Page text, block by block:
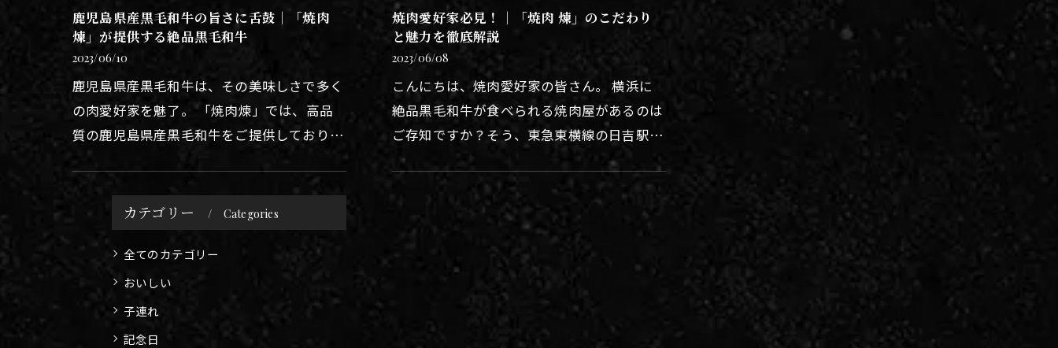
鹿児島県産黒毛和牛の旨さに舌鼓｜「焼肉
煉」が提供する絶品黒毛和牛
2023/06/10
鹿児島県産黒毛和牛は、その美味しさで多く
の肉愛好家を魅了。 「焼肉煉」では、高品
質の鹿児島県産黒毛和牛をご提供しておりま
す。 ここでは、鹿児島県産黒毛和牛がなぜ美
焼肉愛好家必見！｜「焼肉 煉」のこだわり
と魅力を徹底解説
2023/06/08
こんにちは、焼肉愛好家の皆さん。 横浜に
絶品黒毛和牛が食べられる焼肉屋があるのは
ご存知ですか？そう、東急東横線の日吉駅に
ある「焼肉煉」！どんなお店か簡単にまとめ
ましたので、是非最後まで目を…
カテゴリー
Categories
全てのカテゴリー
おいしい
子連れ
記念日